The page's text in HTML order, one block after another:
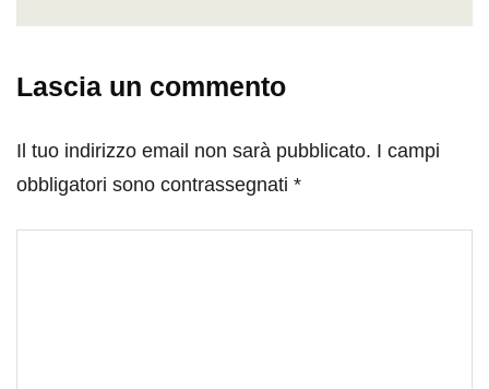
Lascia un commento
Il tuo indirizzo email non sarà pubblicato. I campi
obbligatori sono contrassegnati *